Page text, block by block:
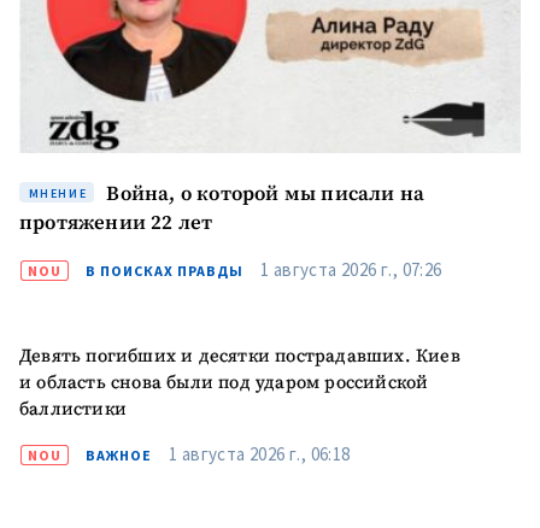
ПОДДЕРЖАТЬ
МНЕНИЕ
Война, о которой мы писали на
протяжении 22 лет
NOU В ПОИСКАХ ПРАВДЫ 1 августа 2026 г., 07:26
Девять погибших и десятки пострадавших. Киев
и область снова были под ударом российской
баллистики
NOU ВАЖНОЕ 1 августа 2026 г., 06:18